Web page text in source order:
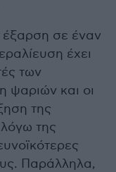
έξαρση σε έναν
έχει
των
ψαριών και οι
της
της
Παράλληλα,